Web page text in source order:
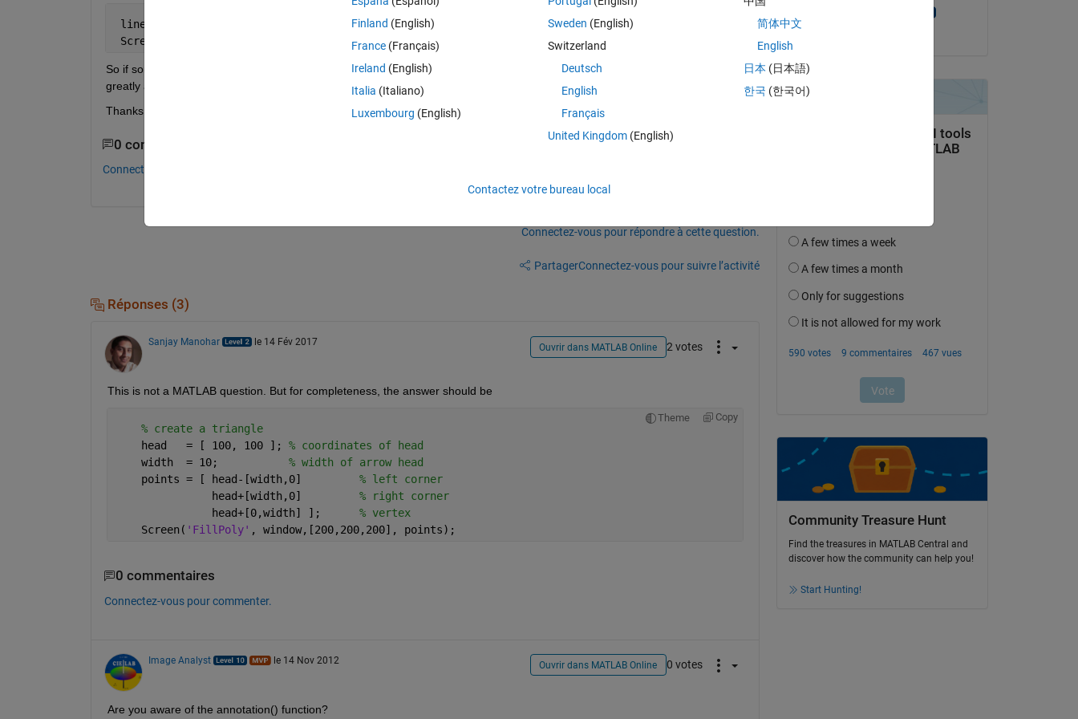
line = [X-3,Y-40,X+3,Y+40];
Screen(
,window,[200,200,200], line');
So if someone knows the code to draw a triangle I can merge it with the code for a line to draw an arrow. Any help would be
greatly appreciated.
Thanks, Brett
0 commentaires
Connectez-vous pour commenter.
Connectez-vous pour répondre à cette question.
PartagerConnectez-vous pour suivre l’activité
Réponses (3)
Sanjay Manohar le 14 Fév 2017 Ouvrir dans MATLAB Online 2 votes
This is not a MATLAB question. But for completeness, the answer should be
Theme Copy
% create a triangle
    head   = [ 100, 100 ];
% coordinates of head
    width  = 10;
% width of arrow head
    points = [ head-[width,0]
% left corner
               head+[width,0]
% right corner
               head+[0,width] ];
% vertex
    Screen(
'FillPoly' , window,[200,200,200], points);
0 commentaires
Connectez-vous pour commenter.
Image Analyst le 14 Nov 2012 Ouvrir dans MATLAB Online 0 votes
Are you aware of the annotation() function?
le 14 Fév 2017
Community Treasure Hunt
Find the treasures in MATLAB Central and
discover how the community can help you!
Start Hunting!
Finland (English)
France (Français)
Ireland (English)
Italia (Italiano)
Luxembourg (English)
Sweden (English)
Switzerland
Deutsch
English
Français
United Kingdom(English)
简体中文
English
日本 (日本語)
한국 (한국어)
Contactez votre bureau local